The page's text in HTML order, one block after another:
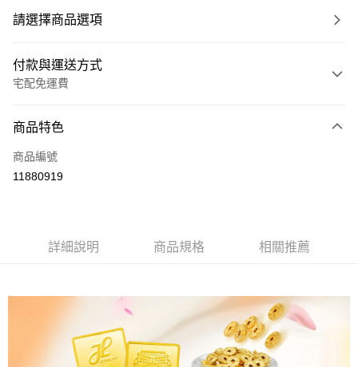
請選擇商品選項
付款與運送方式
宅配免運費
信用卡一次付款
LINE Pay
ATM付款
運送方式
商品特色
商品編號
11880919
詳細說明 商品規格 相關推薦